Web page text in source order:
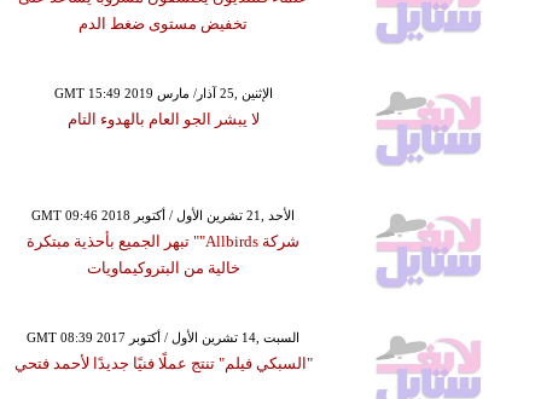
تخفيض مستوى ضغط الدم
GMT 15:49 2019 الإثنين ,25 آذار/ مارس
لا يبشر الجو العام بالهدوء التام
GMT 09:46 2018 الأحد ,21 تشرين الأول / أكتوبر
شركة Allbirds"" تبهر الجميع بأحذية مبتكرة
خالية من البتروكيماويات
GMT 08:39 2017 السبت ,14 تشرين الأول / أكتوبر
"السبكي فيلم" تنتج عملًا فنيًا جديدًا لأحمد فتحي